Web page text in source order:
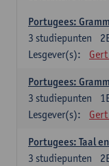
Portugees:
3 studiepunten
Lesgever(s):
Portugees:
3 studiepunten
Lesgever(s):
Portugees: Taal
3 studiepunten